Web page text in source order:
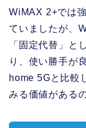
WiMAX 2+では
ていましたが、
「固定代替」と
り、使い勝手が
home 5Gと比較
みる価値がある